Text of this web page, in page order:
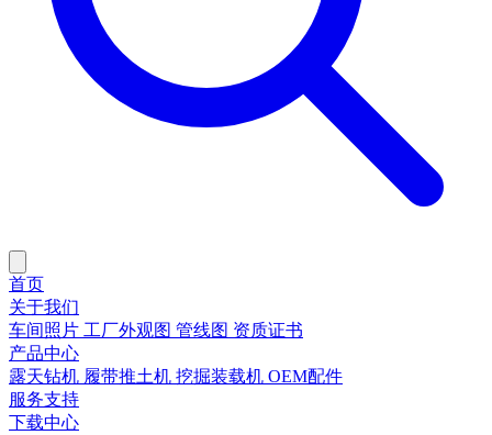
首页
关于我们
车间照片 工厂外观图 管线图 资质证书
产品中心
露天钻机 履带推土机 挖掘装载机 OEM配件
服务支持
下载中心